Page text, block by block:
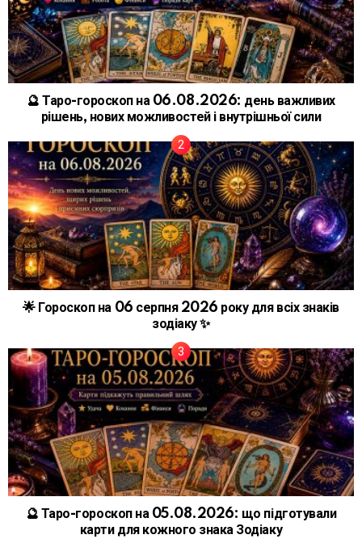
🔮 Таро-гороскоп на 06.08.2026: день важливих
рішень, нових можливостей і внутрішньої сили
🌟 Гороскоп на 06 серпня 2026 року для всіх знаків
зодіаку ✨
🔮 Таро-гороскоп на 05.08.2026: що підготували
карти для кожного знака Зодіаку